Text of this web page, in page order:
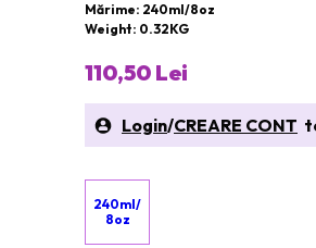
Mărime: 240ml/8oz
Weight: 0.32KG
110,50 Lei
Login/CREARE CONT
240ml/
8oz